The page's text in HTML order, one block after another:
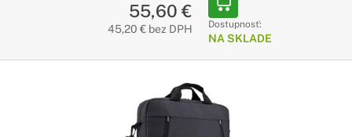
55,60 €
45,20 € bez DPH Dostupnosť:
NA SKLADE